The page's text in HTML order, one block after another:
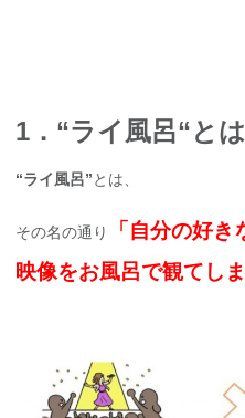
1．“ライ風呂“と
“ライ風呂”とは、
その名の通り
「自分の好
映像をお風呂で観てしま